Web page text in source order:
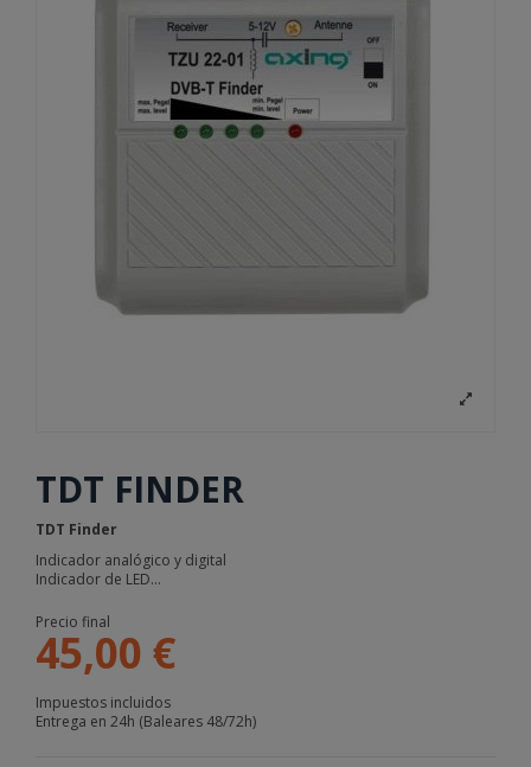
TDT FINDER
TDT Finder
Indicador analógico y digital
Indicador de LED...
Precio final
45,00 €
Impuestos incluidos
Entrega en 24h (Baleares 48/72h)